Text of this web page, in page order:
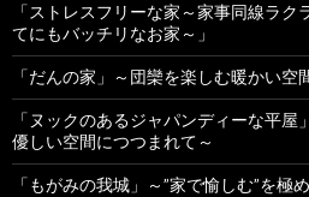
「ストレスフリーな家～家事同線ラ
てにもバッチリなお家～」
「だんの家」～団欒を楽しむ暖かい空
「ヌックのあるジャパンディーな平
優しい空間につつまれて～
「もがみの我城」～”家で愉しむ”を極